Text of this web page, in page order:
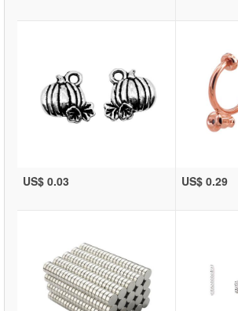
US$ 0.03 US$ 0.29